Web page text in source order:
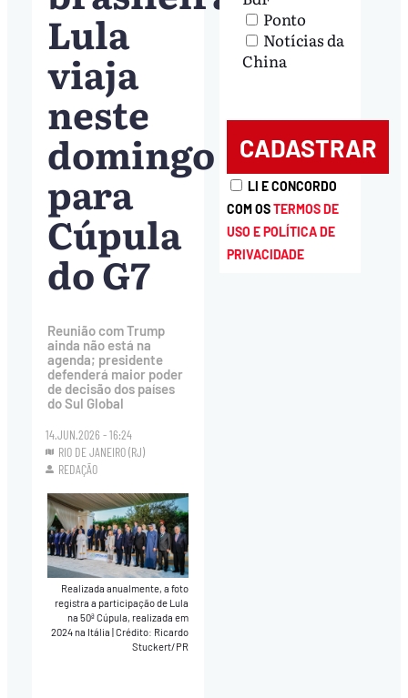
Lula
viaja
neste
domingo
para
Cúpula
do G7
Reunião com Trump
ainda não está na
agenda; presidente
defenderá maior poder
de decisão dos países
do Sul Global
14.JUN.2026 - 16:24
RIO DE JANEIRO (RJ)
REDAÇÃO
Realizada anualmente, a foto
registra a participação de Lula
na 50ª Cúpula, realizada em
2024 na Itália|Crédito: Ricardo
Stuckert/PR
Ponto
Notícias da
China
LI E CONCORDO
COM OSTERMOS DE
USO E POLÍTICA DE
PRIVACIDADE